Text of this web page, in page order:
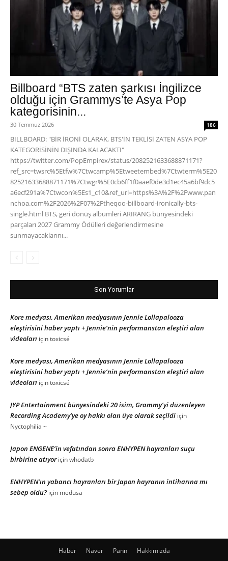
Billboard “BTS zaten şarkısı İngilizce
olduğu için Grammys’te Asya Pop
kategorisinin...
30 Temmuz 2026 186
BILLBOARD: "BİR İRONİ OLARAK, BTS'İN TEKLİSİ ZATEN ASYA POP
KATEGORİSİNİN DIŞINDA KALACAKTI"
https://twitter.com/PopEmpirex/status/2082521633688871171?
ref_src=twsrc%5Etfw%7Ctwcamp%5Etweetembed%7Ctwterm%5E20
82521633688871171%7Ctwgr%5E0cb6ff1f0aaef0de3d1ec45a6bf9dc5
a6ecf291a%7Ctwcon%5Es1_c10&ref_url=https%3A%2F%2Fwww.pan
nchoa.com%2F2026%2F07%2Ftheqoo-billboard-ironically-bts-
single.html BTS, geri dönüş albümleri ARIRANG bünyesindeki
parçaları 2027 Grammy Ödülleri değerlendirmesine
sunmayacaklarını...
Son Yorumlar
Kore medyası, Amerikan medyasının Jennie Lollapalooza
eleştirisini haber yaptı + Jennie’nin performanstan eleştiri alan
videoları içintoxicsé
Kore medyası, Amerikan medyasının Jennie Lollapalooza
eleştirisini haber yaptı + Jennie’nin performanstan eleştiri alan
videoları içintoxicsé
JYP Entertainment bünyesindeki 20 isim, Grammy’yi düzenleyen
Recording Academy’ye oy hakkı olan üye olarak seçildi için
Nyctophilia ~
Japon ENGENE’in vefatından sonra ENHYPEN hayranları suçu
birbirine atıyoriçinwhodatb
ENHYPEN’ın yabancı hayranları bir Japon hayranın intiharına mı
sebep oldu? için medusa
Haber Naver Pann Hakkımızda